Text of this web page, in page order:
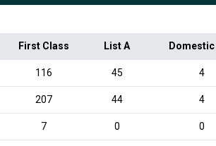
First Class List A
116 45 4
207 44 4
7 0 0